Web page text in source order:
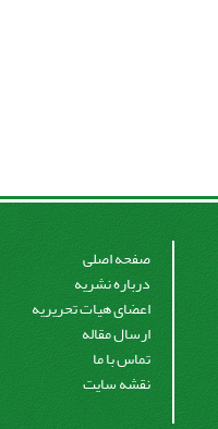
صفحه اصلی
درباره نشریه
اعضای هیات تحریریه
ارسال مقاله
تماس با ما
نقشه سایت